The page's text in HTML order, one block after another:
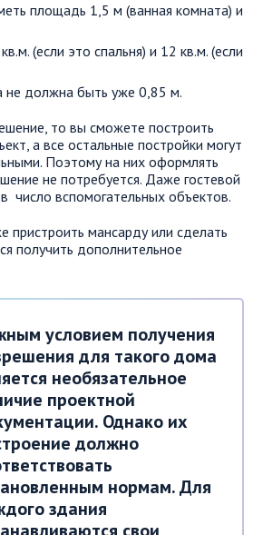
площадь 1,5 м (ванная комната) и
(если это спальня) и 12 кв.м. (если
не должна быть уже 0,85 м.
то вы сможете построить
а все остальные постройки могут
Поэтому на них оформлять
не потребуется. Даже гостевой
число вспомогательных объектов.
пристроить мансарду или сделать
получить дополнительное
условием получения
для такого дома
необязательное
проектной
Однако их
должно
нормам. Для
здания